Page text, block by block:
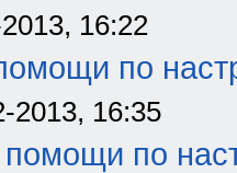
16:22
по
2013, 16:35
по